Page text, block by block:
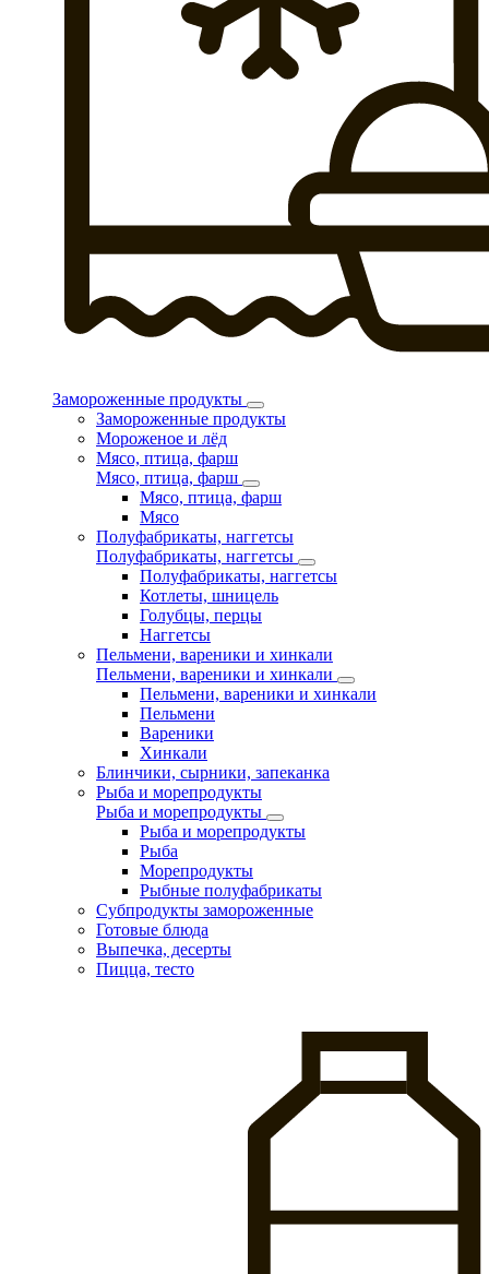
Замороженные продукты
Замороженные продукты
Мороженое и лёд
Мясо, птица, фарш
Мясо, птица, фарш
Мясо, птица, фарш
Мясо
Полуфабрикаты, наггетсы
Полуфабрикаты, наггетсы
Полуфабрикаты, наггетсы
Котлеты, шницель
Голубцы, перцы
Наггетсы
Пельмени, вареники и хинкали
Пельмени, вареники и хинкали
Пельмени, вареники и хинкали
Пельмени
Вареники
Хинкали
Блинчики, сырники, запеканка
Рыба и морепродукты
Рыба и морепродукты
Рыба и морепродукты
Рыба
Морепродукты
Рыбные полуфабрикаты
Субпродукты замороженные
Готовые блюда
Выпечка, десерты
Пицца, тесто